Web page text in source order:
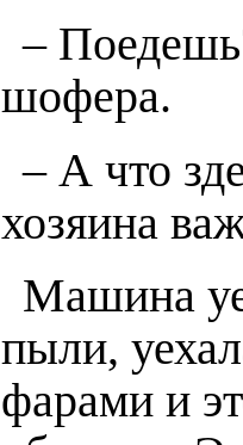
–
шофера.
– А что
хозяина
Машина
пыли,
фарами и